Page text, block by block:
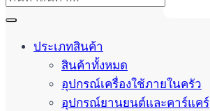
ประเภทสินค้า
สินค้าทั้งหมด
อุปกรณ์เครื่องใช้ภายในครัว
อุปกรณ์ยานยนต์และคาร์แคร์